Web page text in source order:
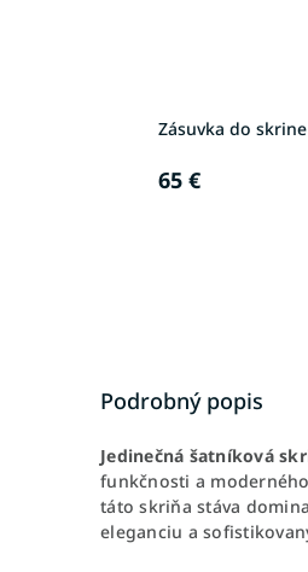
Zásuvka do
65 €
Podrobný popis
Jedinečná šatníková
funkčnosti a
táto skriňa stáva
eleganciu a